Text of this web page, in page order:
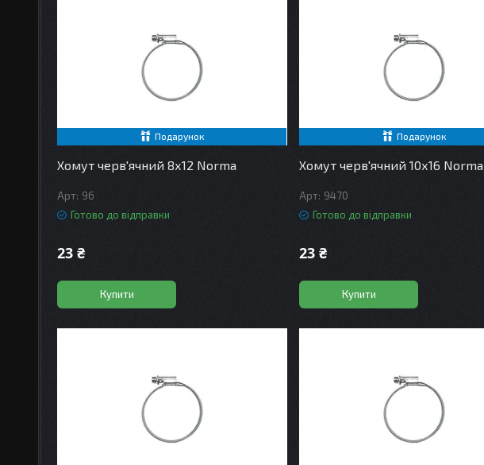
Подарунок
Хомут черв'ячний 8х12 Norma
96
Готово до відправки
23 ₴
Купити
Подарунок
Хомут черв'ячний 10х16 Norma
9470
Готово до відправки
23 ₴
Купити